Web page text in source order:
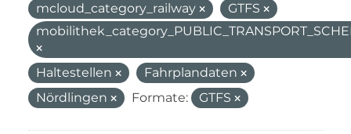
mcloud_category_railway
GTFS
Haltestellen
Fahrplandaten
Nördlingen
Formate: GTFS